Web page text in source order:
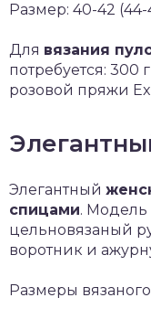
Размер: 40-42 (44-
Для вязания
потребуется: 300
розовой пряжи
Элегантный
спицами. Модель
цельновязаный
воротник и
Размеры